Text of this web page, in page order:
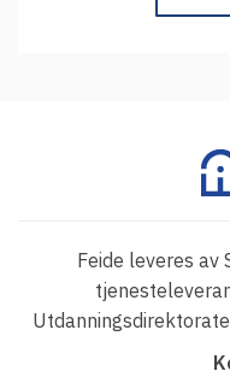
Feide leveres av